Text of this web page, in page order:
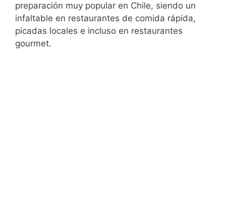
preparación muy popular en Chile, siendo un
infaltable en restaurantes de comida rápida,
picadas locales e incluso en restaurantes
gourmet.